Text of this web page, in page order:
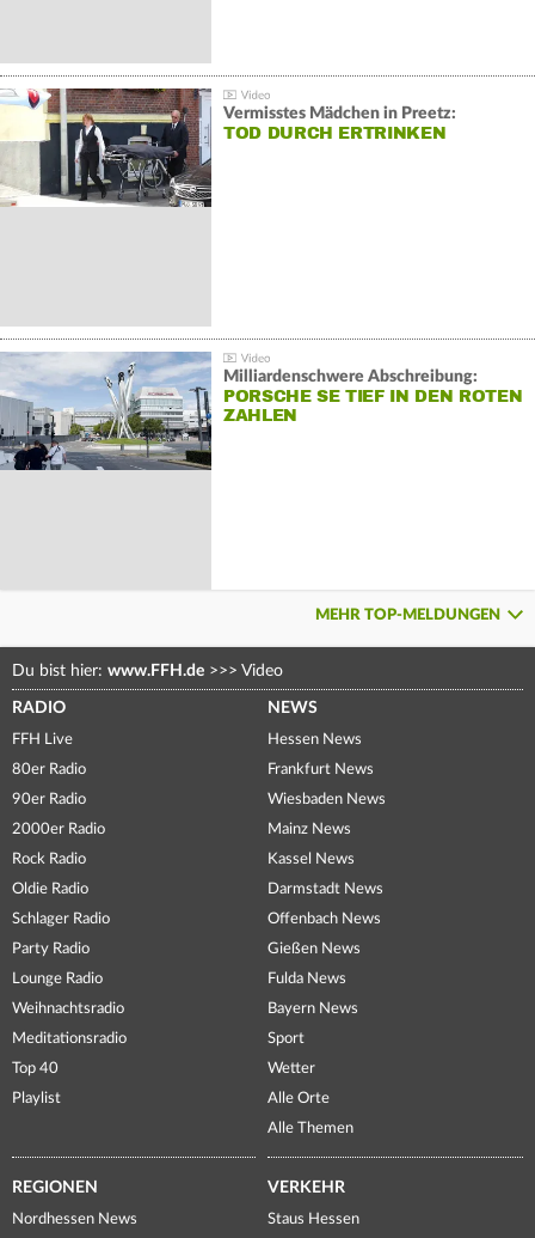
Vermisstes Mädchen in Preetz:
TOD DURCH ERTRINKEN
Milliardenschwere Abschreibung:
PORSCHE SE TIEF IN DEN ROTEN
ZAHLEN
MEHR TOP-MELDUNGEN
Du bist hier: www.FFH.de >>> Video
RADIO
FFH Live
80er Radio
90er Radio
2000er Radio
Rock Radio
Oldie Radio
Schlager Radio
Party Radio
Lounge Radio
Weihnachtsradio
Meditationsradio
Top 40
Playlist
NEWS
Hessen News
Frankfurt News
Wiesbaden News
Mainz News
Kassel News
Darmstadt News
Offenbach News
Gießen News
Fulda News
Bayern News
Sport
Wetter
Alle Orte
Alle Themen
REGIONEN
Nordhessen News
VERKEHR
Staus Hessen